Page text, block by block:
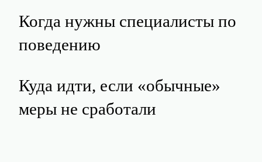
Когда нужны специалисты по
поведению
Куда идти, если «обычные»
меры не сработали